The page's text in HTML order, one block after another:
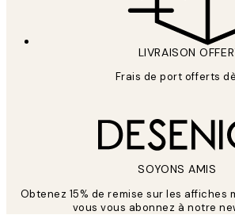
LIVRAISON
Frais de port offerts
SOYONS AMIS
Obtenez 15% de remise sur les affiches
vous vous abonnez à notre